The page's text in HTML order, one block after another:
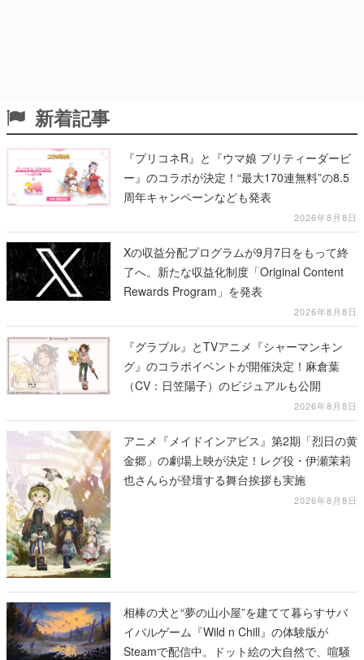
新着記事
『プリコネR』と『ウマ娘 プリティーダービ
ー』のコラボが決定！“最大170連無料”の8.5
周年キャンペーンなども発表
2026年8月8日
Xの収益分配プログラムが9月7日をもって終
了へ。新たな収益化制度「Original Content
Rewards Program」を発表
2026年8月8日
『グラブル』とTVアニメ『シャーマンキン
グ』のコラボイベントが開催決定！麻倉葉
（CV：日笠陽子）のビジュアルも公開
2026年8月8日
アニメ『メイドインアビス』第2期「烈日の黄
金郷」の劇場上映が決定！レグ役・伊瀬茉莉
也さんらが登壇する舞台挨拶も実施
2026年8月8日
相棒の犬と“夢の山小屋”を建てて暮らすサバ
イバルゲーム『Wild n Chill』の体験版が
Steamで配信中。ドット絵の大自然で、喧騒